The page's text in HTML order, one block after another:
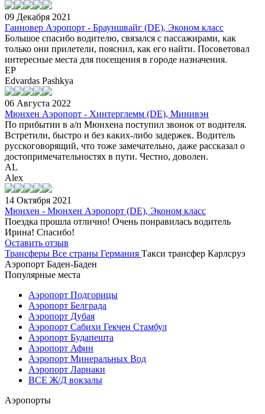
09 Декабря 2021
Ганновер Аэропорт - Брауншвайг (DE), Эконом класс
Большое спасибо водителю, связался с пассажирами, как
только они прилетели, пояснил, как его найти. Посоветовал
интересные места для посещения в городе назначения.
EP
Edvardas Pashkya
06 Августа 2022
Мюнхен Аэропорт - Хинтерглемм (DE), Минивэн
По прибытии в а/п Мюнхена поступил звонок от водителя.
Встретили, быстро и без каких-либо задержек. Водитель
русскоговорящий, что тоже замечательно, даже рассказал о
достопримечательностях в пути. Честно, доволен.
AL
Alex
14 Октября 2021
Мюнхен - Мюнхен Аэропорт (DE), Эконом класс
Поездка прошла отлично! Очень понравилась водитель
Ирина! Спасибо!
Оставить отзыв
Трансферы Все страны Германия Такси трансфер Карлсруэ
Аэропорт Баден-Баден
Популярные места
Аэропорт Подгорицы
Аэропорт Белграда
Аэропорт Дубая
Аэропорт Сабихи Гекчен Стамбул
Аэропорт Будапешта
Аэропорт Афин
Аэропорт Минеральных Вод
Аэропорт Ларнаки
ВСЕ Ж/Д вокзалы
Аэропорты